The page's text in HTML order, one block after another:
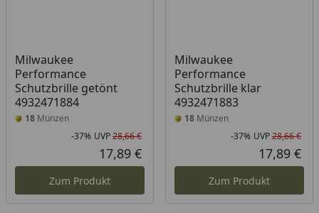
Milwaukee
Performance
Schutzbrille getönt
4932471884
18 Münzen
Rabatt in Prozent
-37%
Ursprünglicher Preis
UVP28,66 €
Aktueller Preis
17,89 €
Zum Produkt
Milwaukee
Performance
Schutzbrille klar
4932471883
18Münzen
-37% UVP28,66 €
17,89 €
Zum Produkt